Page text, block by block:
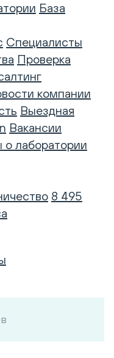
База
Специалисты
Проверка
компании
Выездная
Вакансии
лаборатории
8 495